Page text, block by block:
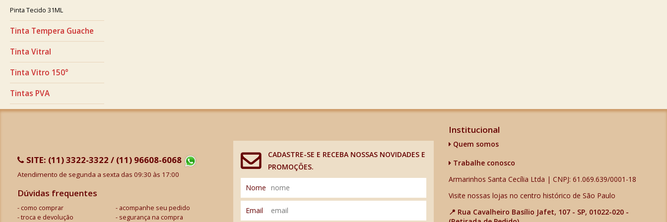
Pinta Tecido 31ML
Tinta Tempera Guache
Tinta Vitral
Tinta Vitro 150°
Tintas PVA
SITE: (11) 3322-3322 / (11) 96608-6068
Atendimento de segunda a sexta das 09:30 às 17:00
Dúvidas frequentes
como comprar
acompanhe seu pedido
troca e devolução
segurança na compra
CADASTRE-SE E RECEBA NOSSAS NOVIDADES E
PROMOÇÕES.
Nome
Email
Institucional
Quem somos
Trabalhe conosco
Armarinhos Santa Cecília Ltda | CNPJ: 61.069.639/0001-18
Visite nossas lojas no centro histórico de São Paulo
📍 Rua Cavalheiro Basílio Jafet, 107 - SP, 01022-020 -